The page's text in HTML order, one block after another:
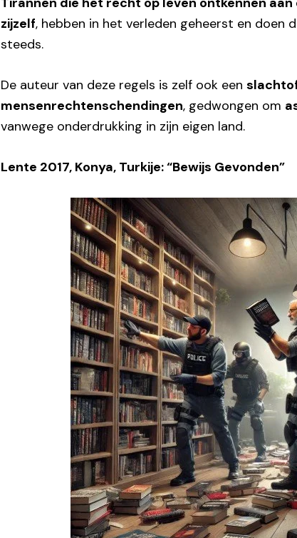
zijzelf, hebben in het verleden geheerst en doen
steeds.
De auteur van deze regels is zelf ook een
mensenrechtenschendingen, gedwongen om
vanwege onderdrukking in zijn eigen land.
Lente 2017, Konya, Turkije: “Bewijs Gevonden”